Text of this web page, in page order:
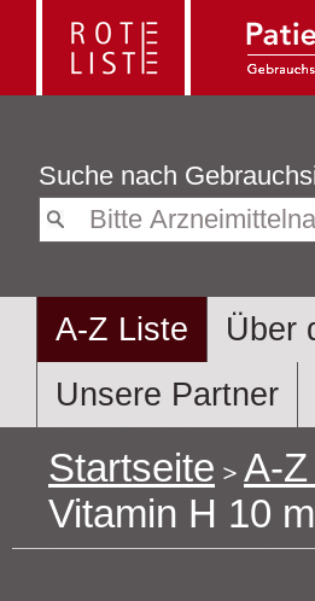
Suche nach
A-Z Liste
Über
Unsere Partner
Startseite A-
Vitamin H 10